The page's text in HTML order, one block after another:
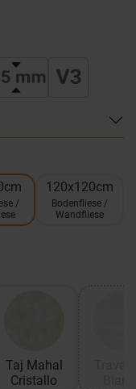
/
120x120cm
Bodenfliese /
Wandfliese
Taj Mahal
Cristallo